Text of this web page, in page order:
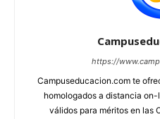
https://
Campuseducacion.com te
homologados a distancia
válidos para méritos en las